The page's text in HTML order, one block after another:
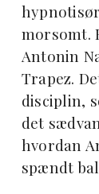
morsomt.
Antonin
Trapez.
disciplin,
det
hvordan
spændt